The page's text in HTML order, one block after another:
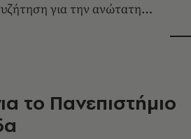
για την ανώτατη
το Πανεπιστήμιο